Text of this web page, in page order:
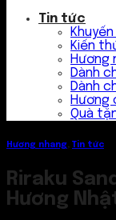
Tin tức
Kiến
Hương
Dành
Dành
Hương
Quà
Hương nhang, Tin tức
Riraku
Hương